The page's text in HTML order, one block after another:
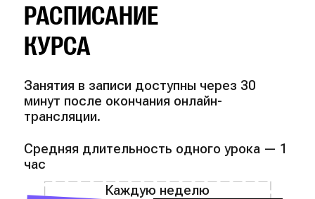
РАСПИСАНИЕ
КУРСА
Занятия в записи доступны через 30
минут после окончания онлайн-
трансляции.
Средняя длительность одного урока — 1
час
Каждую неделю